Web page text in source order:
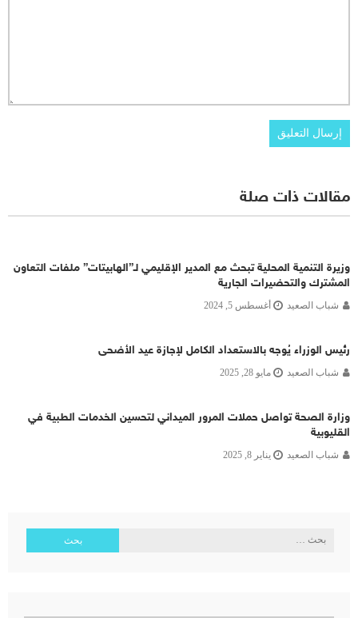
مقالات ذات صلة
وزيرة التنمية المحلية تبحث مع المدير الإقليمي لـ”الهابيتات” ملفات التعاون
المشترك والتحضيرات الجارية
شباب الصعيد أغسطس 5, 2024
رئيس الوزراء يُوجه بالاستعداد الكامل لإجازة عيد الأضحى
شباب الصعيد مايو 28, 2025
وزارة الصحة تواصل حملات المرور الميداني لتحسين الخدمات الطبية في
القليوبية
شباب الصعيد يناير 8, 2025
البحث